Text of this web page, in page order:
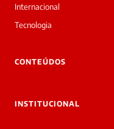
Internacional
Tecnologia
CONTEÚDOS
INSTITUCIONAL